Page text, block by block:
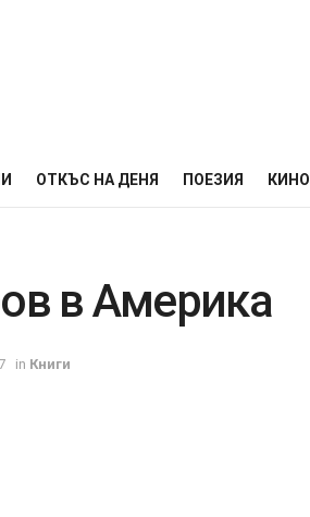
ОТКЪС НА ДЕНЯ ПОЕЗИЯ КИНО
в Америка
in Книги